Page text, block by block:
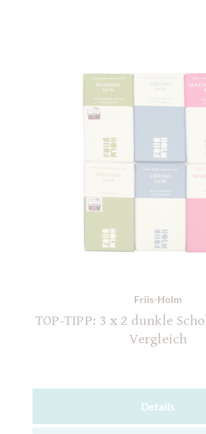
Friis-Holm
TOP-TIPP: 3 x 2 dunkle
Vergleich
Details